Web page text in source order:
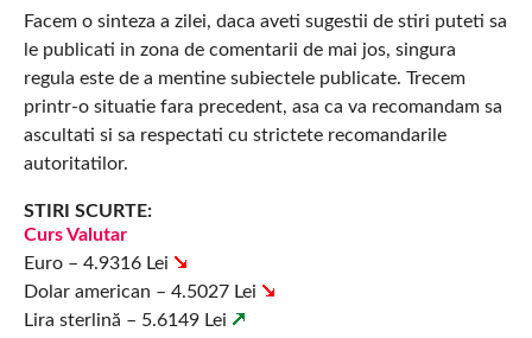
Facem o sinteza a zilei, daca aveti sugestii de stiri puteti sa
le publicati in zona de comentarii de mai jos, singura
regula este de a mentine subiectele publicate. Trecem
printr-o situatie fara precedent, asa ca va recomandam sa
ascultati si sa respectati cu strictete recomandarile
autoritatilor.
STIRI SCURTE:
Curs Valutar
Euro – 4.9316 Lei
Dolar american – 4.5027 Lei
Lira sterlină – 5.6149 Lei